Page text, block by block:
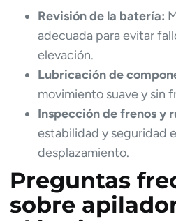
Revisión de la batería:
adecuada para evitar
elevación.
Lubricación de
movimiento suave y sin
Inspección de frenos y
estabilidad y seguridad
desplazamiento.
Preguntas
sobre